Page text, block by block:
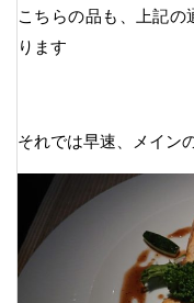
こちらの品も、上記
ります
それでは早速、メイン